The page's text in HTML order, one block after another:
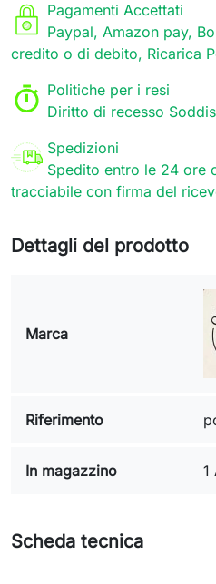
Pagamenti Accettati
Paypal, Amazon pay,
credito o di debito, Ricarica
Politiche per i resi
Diritto di recesso
Spedizioni
Spedito entro le 24 ore
tracciabile con firma del
Dettagli del prodotto
Marca
Riferimento
In magazzino 1
Scheda tecnica